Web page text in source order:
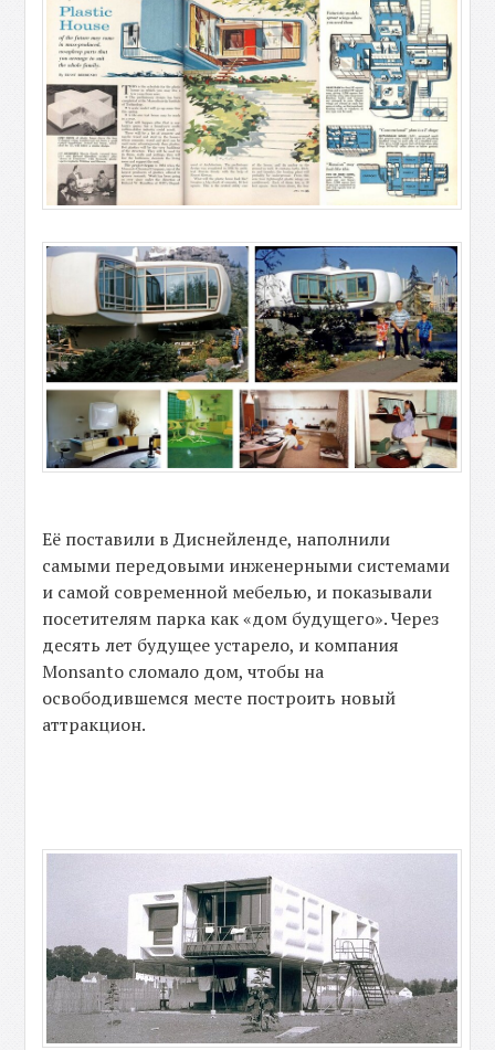
Её поставили в Диснейленде, наполнили
самыми передовыми инженерными системами
и самой современной мебелью, и показывали
посетителям парка как «дом будущего». Через
десять лет будущее устарело, и компания
Monsanto сломало дом, чтобы на
освободившемся месте построить новый
аттракцион.